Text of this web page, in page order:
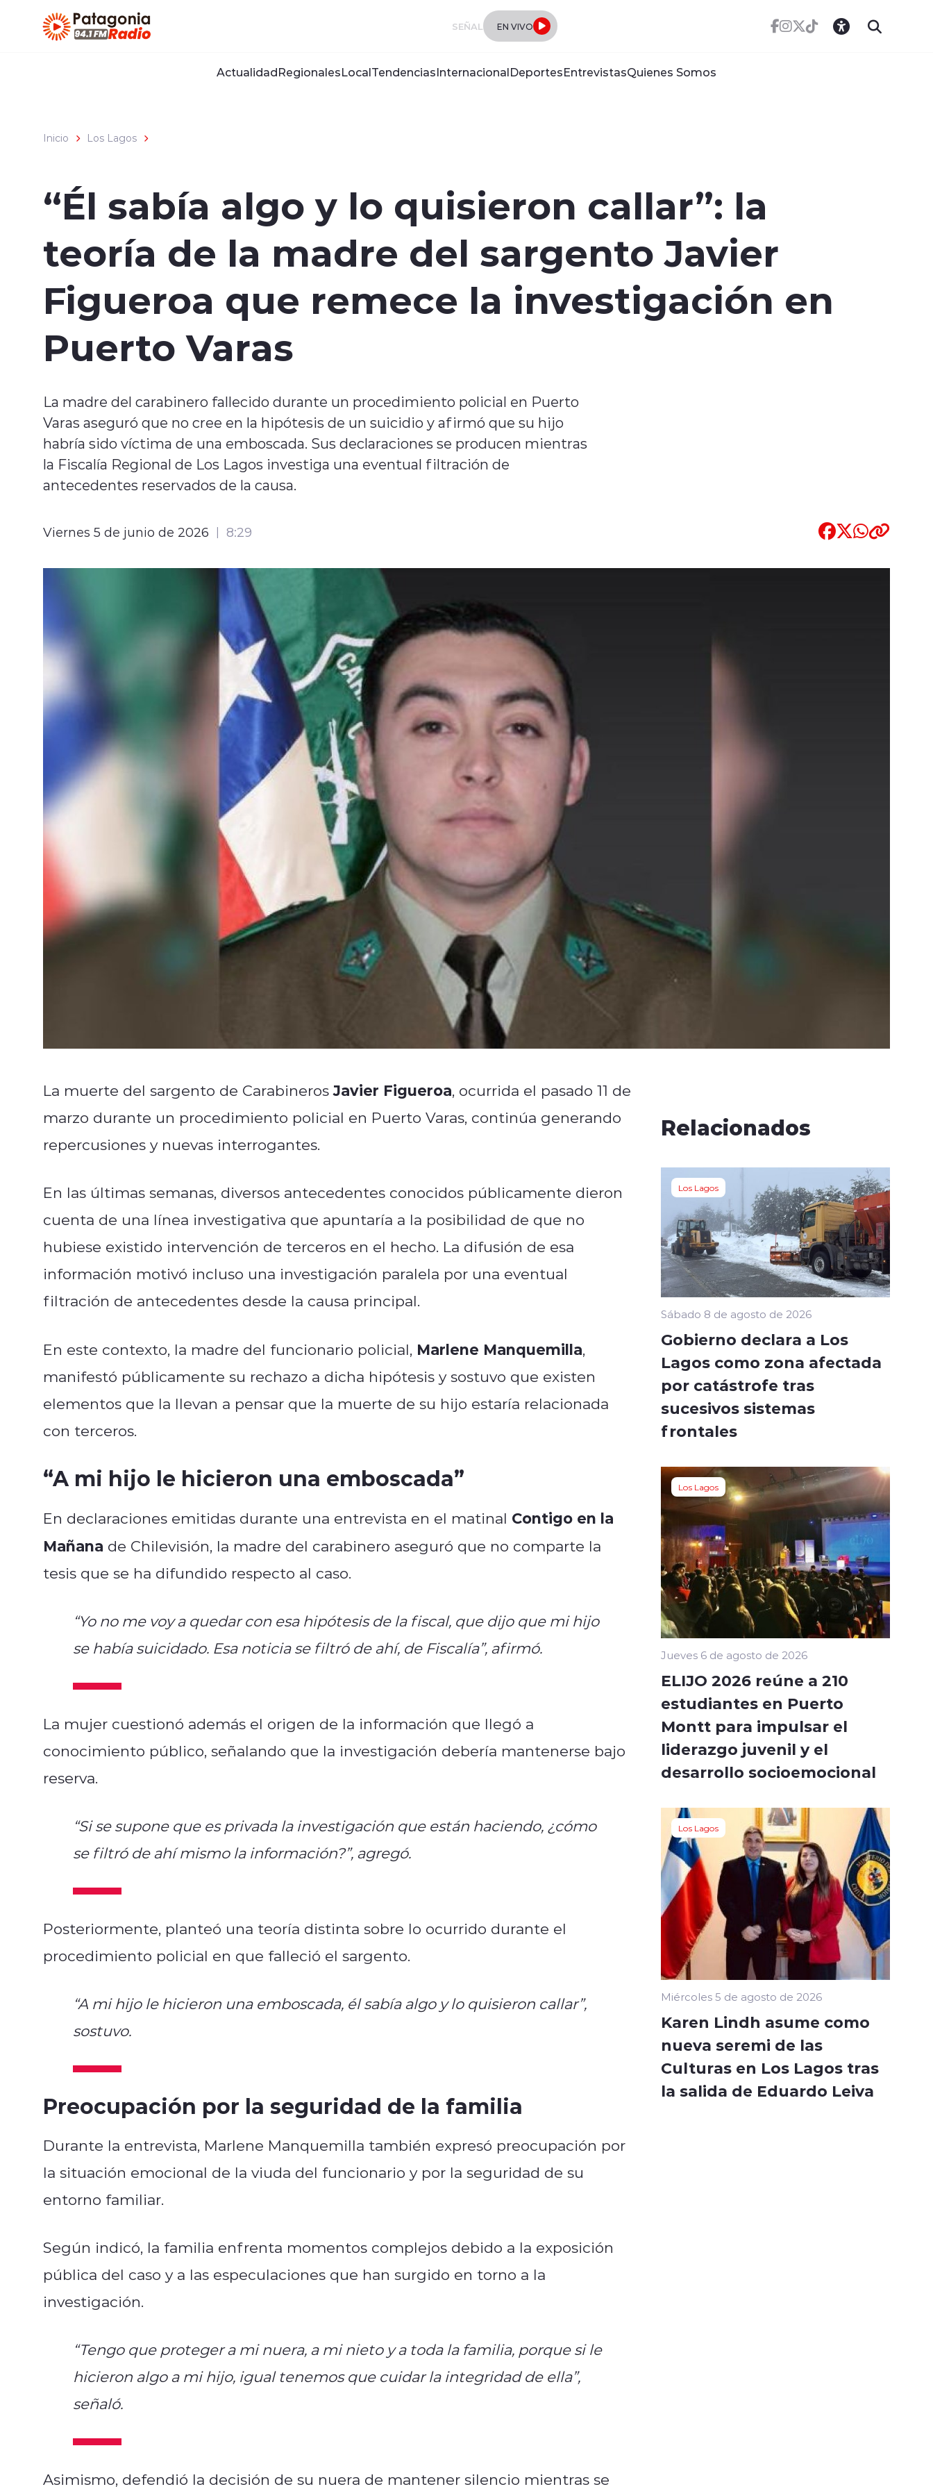
SEÑAL EN VIVO
ActualidadRegionalesLocalTendenciasInternacionalDeportesEntrevistasQuienes Somos
Inicio Los Lagos
“Él sabía algo y lo quisieron callar”: la
teoría de la madre del sargento Javier
Figueroa que remece la investigación en
Puerto Varas
La madre del carabinero fallecido durante un procedimiento policial en Puerto
Varas aseguró que no cree en la hipótesis de un suicidio y afirmó que su hijo
habría sido víctima de una emboscada. Sus declaraciones se producen mientras
la Fiscalía Regional de Los Lagos investiga una eventual filtración de
antecedentes reservados de la causa.
Viernes 5 de junio de 2026 8:29
La muerte del sargento de CarabinerosJavier Figueroa, ocurrida el pasado 11 de
marzo durante un procedimiento policial en Puerto Varas, continúa generando
repercusiones y nuevas interrogantes.
En las últimas semanas, diversos antecedentes conocidos públicamente dieron
cuenta de una línea investigativa que apuntaría a la posibilidad de que no
hubiese existido intervención de terceros en el hecho. La difusión de esa
información motivó incluso una investigación paralela por una eventual
filtración de antecedentes desde la causa principal.
En este contexto, la madre del funcionario policial, Marlene Manquemilla,
manifestó públicamente su rechazo a dicha hipótesis y sostuvo que existen
elementos que la llevan a pensar que la muerte de su hijo estaría relacionada
con terceros.
“A mi hijo le hicieron una emboscada”
En declaraciones emitidas durante una entrevista en el matinal Contigo en la
Mañana de Chilevisión, la madre del carabinero aseguró que no comparte la
tesis que se ha difundido respecto al caso.
“Yo no me voy a quedar con esa hipótesis de la fiscal, que dijo que mi hijo
se había suicidado. Esa noticia se filtró de ahí, de Fiscalía”, afirmó.
La mujer cuestionó además el origen de la información que llegó a
conocimiento público, señalando que la investigación debería mantenerse bajo
reserva.
“Si se supone que es privada la investigación que están haciendo, ¿cómo
se filtró de ahí mismo la información?”, agregó.
Posteriormente, planteó una teoría distinta sobre lo ocurrido durante el
procedimiento policial en que falleció el sargento.
“A mi hijo le hicieron una emboscada, él sabía algo y lo quisieron callar”,
sostuvo.
Preocupación por la seguridad de la familia
Durante la entrevista, Marlene Manquemilla también expresó preocupación por
la situación emocional de la viuda del funcionario y por la seguridad de su
entorno familiar.
Según indicó, la familia enfrenta momentos complejos debido a la exposición
pública del caso y a las especulaciones que han surgido en torno a la
investigación.
“Tengo que proteger a mi nuera, a mi nieto y a toda la familia, porque si le
hicieron algo a mi hijo, igual tenemos que cuidar la integridad de ella”,
señaló.
Asimismo, defendió la decisión de su nuera de mantener silencio mientras se
Relacionados
Los Lagos
Sábado 8 de agosto de 2026
Gobierno declara a Los
Lagos como zona afectada
por catástrofe tras
sucesivos sistemas
frontales
Los Lagos
Jueves 6 de agosto de 2026
ELIJO 2026 reúne a 210
estudiantes en Puerto
Montt para impulsar el
liderazgo juvenil y el
desarrollo socioemocional
Los Lagos
Miércoles 5 de agosto de 2026
Karen Lindh asume como
nueva seremi de las
Culturas en Los Lagos tras
la salida de Eduardo Leiva